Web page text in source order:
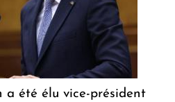
a été élu vice-président